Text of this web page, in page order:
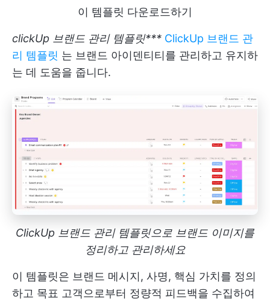
이 템플릿 다운로드하기
clickUp 브랜드 관리 템플릿*** ClickUp 브랜드 관
리 템플릿 는 브랜드 아이덴티티를 관리하고 유지하
는 데 도움을 줍니다.
ClickUp 브랜드 관리 템플릿으로 브랜드 이미지를
정리하고 관리하세요
이 템플릿은 브랜드 메시지, 사명, 핵심 가치를 정의
하고 목표 고객으로부터 정량적 피드백을 수집하여